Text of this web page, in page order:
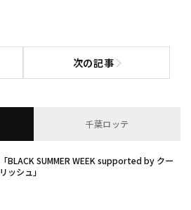
次の記事次の記事へ
千葉ロッテ
「BLACK SUMMER WEEK supported by クー
リッシュ」